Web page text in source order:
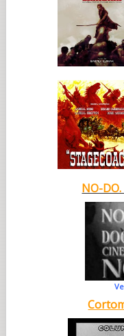
NO-